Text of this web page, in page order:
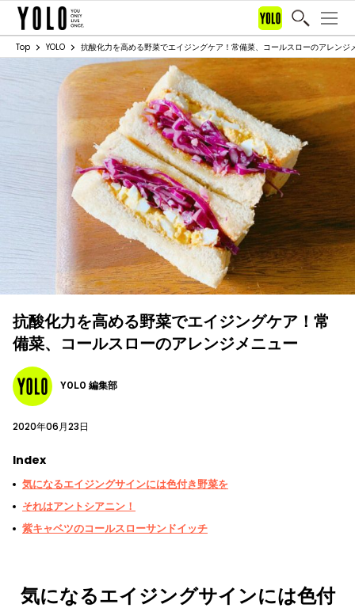
Top YOLO 抗酸化力を高める野菜でエイジングケア！常備菜、コールスローのアレンジ
抗酸化力を高める野菜でエイジングケア！常
備菜、コールスローのアレンジメニュー
YOLO 編集部
2020年06月23日
Index
気になるエイジングサインには色付き野菜を
それはアントシアニン！
紫キャベツのコールスローサンドイッチ
気になるエイジングサインには色付